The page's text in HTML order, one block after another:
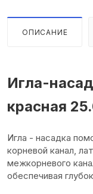
ОПИСАНИЕ
Игла-
красная
Игла - насадка
корневой канал,
межкорневого
обеспечивая